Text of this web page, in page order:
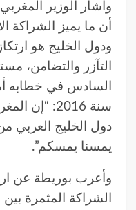
وأشار الوزير
أن ما يميز الشراكة
ودول الخليج هو
التآزر والتضامن،
السادس في خطابه
سنة 2016:
دول الخليج العربي
يمسنا يمسكم”.
وأعرب بوريطة عن
الشراكة المثمرة